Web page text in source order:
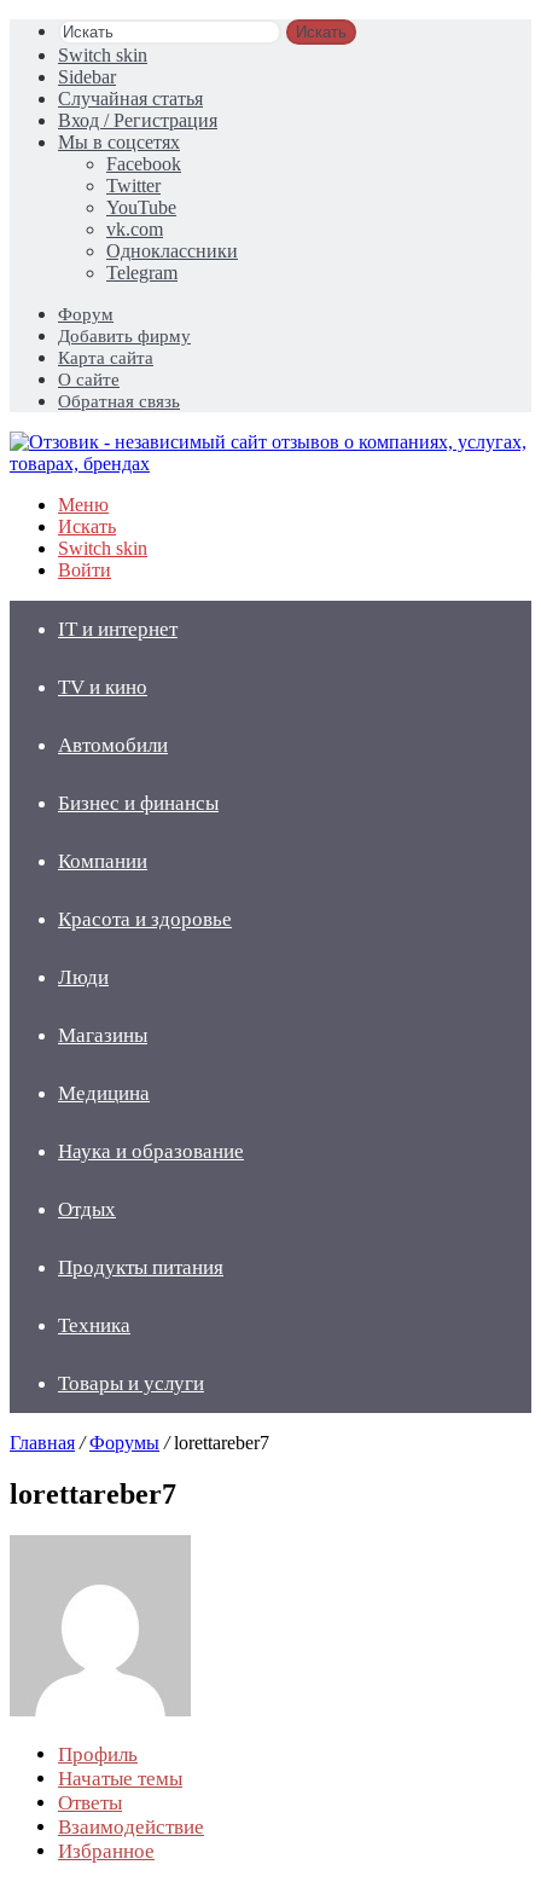
Искать
Switch skin
Sidebar
Случайная статья
Вход / Регистрация
Мы в соцсетях
Facebook
Twitter
YouTube
vk.com
Одноклассники
Telegram
Форум
Добавить фирму
Карта сайта
О сайте
Обратная связь
Меню
Искать
Switch skin
Войти
IT и интернет
TV и кино
Автомобили
Бизнес и финансы
Компании
Красота и здоровье
Люди
Магазины
Медицина
Наука и образование
Отдых
Продукты питания
Техника
Товары и услуги
Главная / Форумы / lorettareber7
lorettareber7
Профиль
Начатые темы
Ответы
Взаимодействие
Избранное